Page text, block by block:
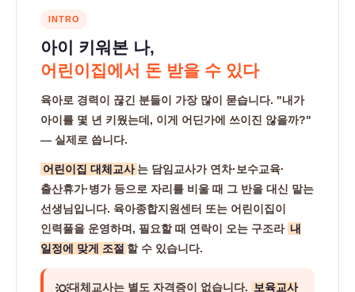
2
급
INTRO
아이 키워본 나,
어린이집에서 돈 받을 수 있다
육아로 경력이 끊긴 분들이 가장 많이 묻습니다. "내가
아이를 몇 년 키웠는데, 이게 어딘가에 쓰이진 않을까?"
— 실제로 씁니다.
어린이집 대체교사 는 담임교사가 연차·보수교육·
출산휴가·병가 등으로 자리를 비울 때 그 반을 대신 맡는
선생님입니다. 육아종합지원센터 또는 어린이집이
인력풀을 운영하며, 필요할 때 연락이 오는 구조라 내
일정에 맞게 조절 할 수 있습니다.
대체교사는 별도 자격증이 없습니다. 보육교사